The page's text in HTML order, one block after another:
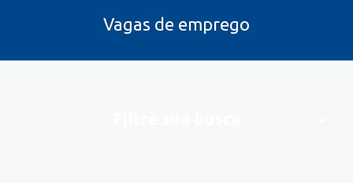
Vagas de emprego